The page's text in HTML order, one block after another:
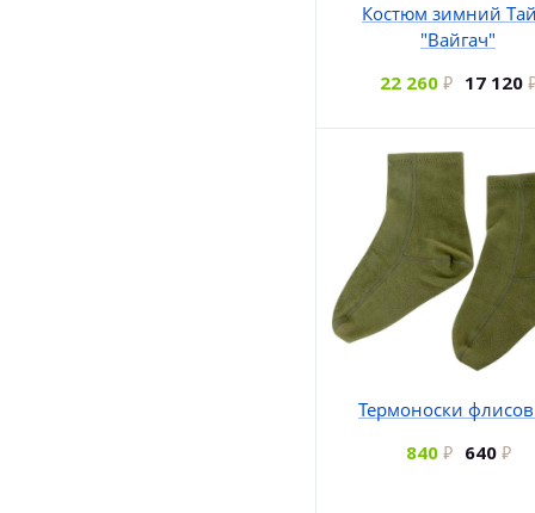
Костюм зимний
"Вайгач"
22 260
17 120
Термоноски
840
640